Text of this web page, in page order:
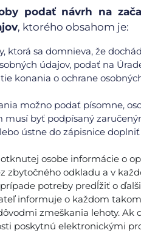
podať návrh na
, ktorého obsahom je:
ktorá sa domnieva, že
údajov, podať na
konania o ochrane
možno podať písomne,
musí byť podpísaný
ústne do zápisnice
osobe informácie o
zbytočného odkladu a v
potreby predĺžiť o
informuje o každom
zmeškania lehoty.
poskytnú elektronickými